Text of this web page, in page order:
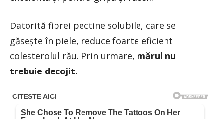
Datorită fibrei pectine solubile, care se
găsește în piele, reduce foarte eficient
colesterolul rău. Prin urmare, mărul nu
trebuie decojit.